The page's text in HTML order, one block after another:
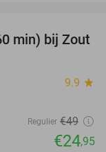
49%
min) bij Zout
9.9 star
Regulier €49
€24,95